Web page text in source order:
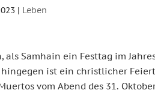
| Leben
als Samhain ein Festtag im
hingegen ist ein christlicher
vom Abend des 31.